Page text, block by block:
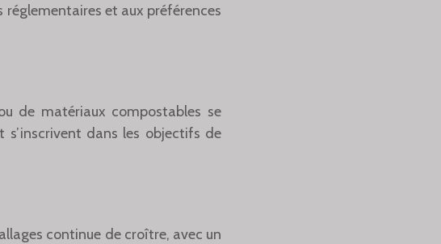
réglementaires et aux préférences
de matériaux compostables se
s’inscrivent dans les objectifs de
continue de croître, avec un